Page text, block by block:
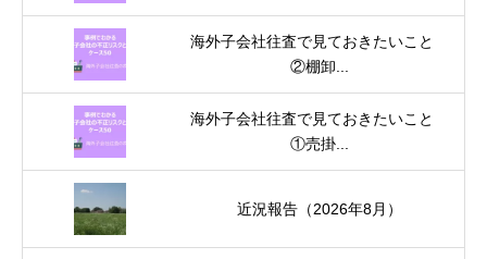
海外子会社往査で見ておきたいこと
②棚卸...
海外子会社往査で見ておきたいこと
①売掛...
近況報告（2026年8月）